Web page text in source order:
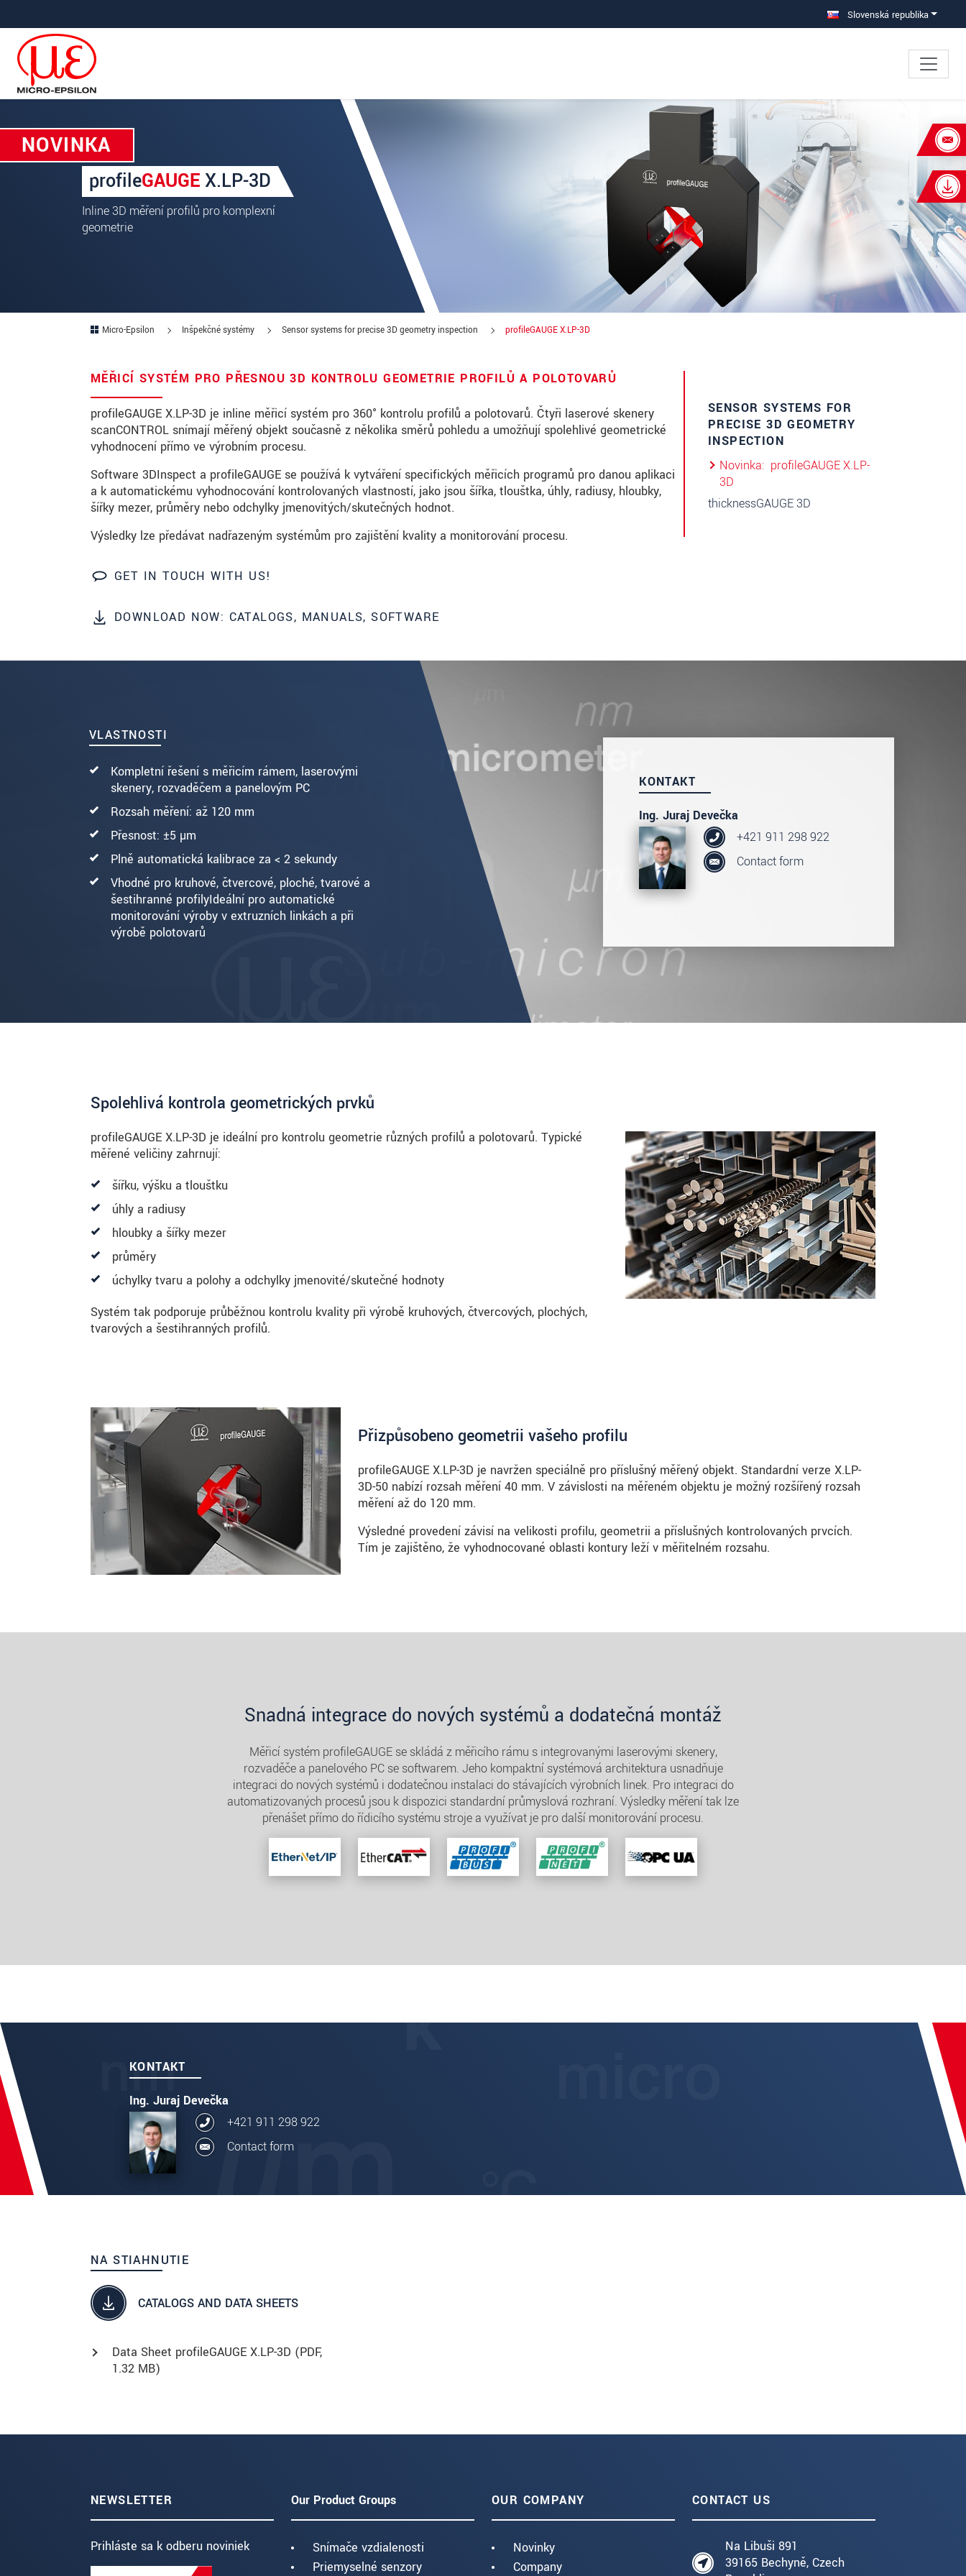
Slovenská republika
NOVINKA
profileGAUGEX.LP-3D
Inline 3D měření profilů pro komplexní
geometrie
Micro-Epsilon Inšpekčné systémy Sensor systems for precise 3D geometry inspection profileGAUGE X.LP-3D
MĚŘICÍ SYSTÉM PRO PŘESNOU 3D KONTROLU GEOMETRIE PROFILŮ A POLOTOVARŮ
profileGAUGE X.LP-3D je inline měřicí systém pro 360° kontrolu profilů a polotovarů. Čtyři laserové skenery
scanCONTROL snímají měřený objekt současně z několika směrů pohledu a umožňují spolehlivé geometrické
vyhodnocení přímo ve výrobním procesu.
Software 3DInspect a profileGAUGE se používá k vytváření specifických měřicích programů pro danou aplikaci
a k automatickému vyhodnocování kontrolovaných vlastností, jako jsou šířka, tloušťka, úhly, radiusy, hloubky,
šířky mezer, průměry nebo odchylky jmenovitých/skutečných hodnot.
Výsledky lze předávat nadřazeným systémům pro zajištění kvality a monitorování procesu.
GET IN TOUCH WITH US!
DOWNLOAD NOW: CATALOGS, MANUALS, SOFTWARE
SENSOR SYSTEMS FOR
PRECISE 3D GEOMETRY
INSPECTION
Novinka
profileGAUGE X.LP-
3D
thicknessGAUGE 3D
VLASTNOSTI
Kompletní řešení s měřicím rámem, laserovými
skenery, rozvaděčem a panelovým PC
Rozsah měření: až 120 mm
Přesnost: ±5 µm
Plně automatická kalibrace za < 2 sekundy
Vhodné pro kruhové, čtvercové, ploché, tvarové a
šestihranné profilyIdeální pro automatické
monitorování výroby v extruzních linkách a při
výrobě polotovarů
KONTAKT
Ing. Juraj Devečka
+421 911 298 922
Contact form
×
Ihre Anfrage zu: profileGAUGE X.LP-3D
Titul*
Krstné meno
Ulica
Mesto*
Krajina *
Telefon
E-Mail*
Vaša správa*
Please keep me informed about product innovations by e-mail.
* Povinné informace
Spolehlivá kontrola geometrických prvků
profileGAUGE X.LP-3D je ideální pro kontrolu geometrie různých profilů a polotovarů. Typické
měřené veličiny zahrnují:
šířku, výšku a tloušťku
úhly a radiusy
hloubky a šířky mezer
průměry
úchylky tvaru a polohy a odchylky jmenovité/skutečné hodnoty
Systém tak podporuje průběžnou kontrolu kvality při výrobě kruhových, čtvercových, plochých,
tvarových a šestihranných profilů.
Přizpůsobeno geometrii vašeho profilu
profileGAUGE X.LP-3D je navržen speciálně pro příslušný měřený objekt. Standardní verze X.LP-
3D-50 nabízí rozsah měření 40 mm. V závislosti na měřeném objektu je možný rozšířený rozsah
měření až do 120 mm.
Výsledné provedení závisí na velikosti profilu, geometrii a příslušných kontrolovaných prvcích.
Tím je zajištěno, že vyhodnocované oblasti kontury leží v měřitelném rozsahu.
Snadná integrace do nových systémů a dodatečná montáž
Měřicí systém profileGAUGE se skládá z měřicího rámu s integrovanými laserovými skenery,
rozvaděče a panelového PC se softwarem. Jeho kompaktní systémová architektura usnadňuje
integraci do nových systémů i dodatečnou instalaci do stávajících výrobních linek. Pro integraci do
automatizovaných procesů jsou k dispozici standardní průmyslová rozhraní. Výsledky měření tak lze
přenášet přímo do řídicího systému stroje a využívat je pro další monitorování procesu.
KONTAKT
Ing. Juraj Devečka
+421 911 298 922
Contact form
NA STIAHNUTIE
CATALOGS AND DATA SHEETS
Data Sheet profileGAUGE X.LP-3D (PDF,
1.32 MB)
NEWSLETTER
Prihláste sa k odberu noviniek
Our Product Groups
Snímače vzdialenosti
Priemyselné senzory
OUR COMPANY
Novinky
Company
CONTACT US
Na Libuši 891
39165 Bechyně, Czech